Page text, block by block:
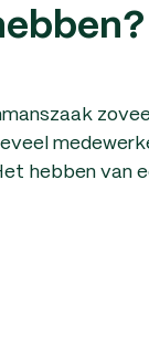
hebben van